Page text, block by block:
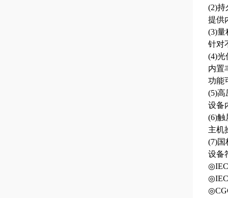
(2)持
提供
(3)量
针对
(4)光
内置
功能
(5)⾼
设备
(6)触
主机
(7)国
设备